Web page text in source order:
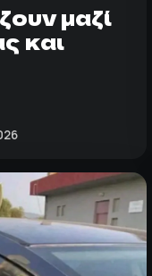
μαζί
και